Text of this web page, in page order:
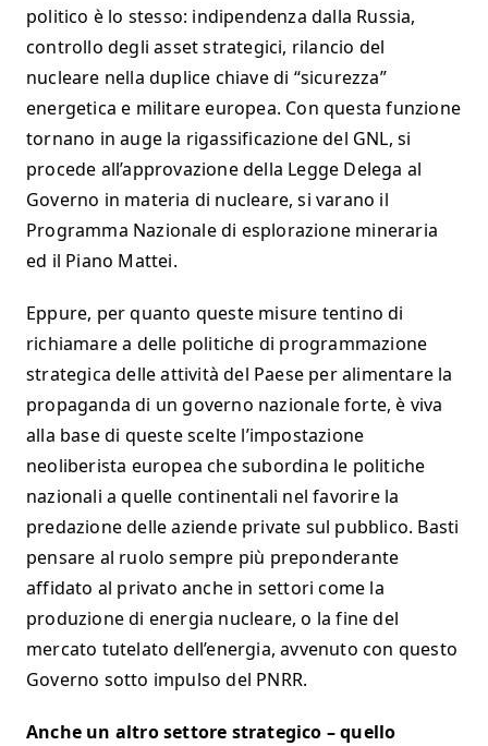
politico è lo stesso: indipendenza dalla Russia,
controllo degli asset strategici, rilancio del
nucleare nella duplice chiave di “sicurezza”
energetica e militare europea. Con questa funzione
tornano in auge la rigassificazione del GNL, si
procede all’approvazione della Legge Delega al
Governo in materia di nucleare, si varano il
Programma Nazionale di esplorazione mineraria
ed il Piano Mattei.
Eppure, per quanto queste misure tentino di
richiamare a delle politiche di programmazione
strategica delle attività del Paese per alimentare la
propaganda di un governo nazionale forte, è viva
alla base di queste scelte l’impostazione
neoliberista europea che subordina le politiche
nazionali a quelle continentali nel favorire la
predazione delle aziende private sul pubblico. Basti
pensare al ruolo sempre più preponderante
affidato al privato anche in settori come la
produzione di energia nucleare, o la fine del
mercato tutelato dell’energia, avvenuto con questo
Governo sotto impulso del PNRR.
Anche un altro settore strategico – quello